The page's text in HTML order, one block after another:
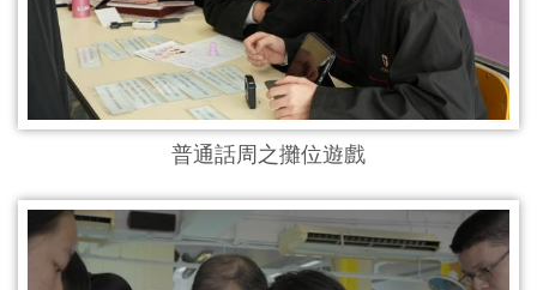
普通話周之攤位遊戲